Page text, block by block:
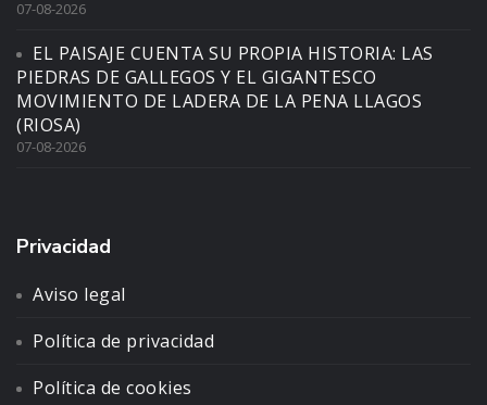
07-08-2026
EL PAISAJE CUENTA SU PROPIA HISTORIA: LAS
PIEDRAS DE GALLEGOS Y EL GIGANTESCO
MOVIMIENTO DE LADERA DE LA PENA LLAGOS
(RIOSA)
07-08-2026
Privacidad
Aviso legal
Política de privacidad
Política de cookies